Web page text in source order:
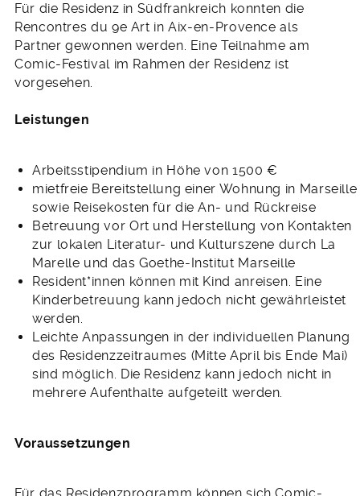
Für die Residenz in Südfrankreich konnten die
Rencontres du 9e Art in Aix-en-Provence als
Partner gewonnen werden. Eine Teilnahme am
Comic-Festival im Rahmen der Residenz ist
vorgesehen.
Leistungen
Arbeitsstipendium in Höhe von 1500 €
mietfreie Bereitstellung einer Wohnung in Marseille
sowie Reisekosten für die An- und Rückreise
Betreuung vor Ort und Herstellung von Kontakten
zur lokalen Literatur- und Kulturszene durch La
Marelle und das Goethe-Institut Marseille
Resident*innen können mit Kind anreisen. Eine
Kinderbetreuung kann jedoch nicht gewährleistet
werden.
Leichte Anpassungen in der individuellen Planung
des Residenzzeitraumes (Mitte April bis Ende Mai)
sind möglich. Die Residenz kann jedoch nicht in
mehrere Aufenthalte aufgeteilt werden.
Voraussetzungen